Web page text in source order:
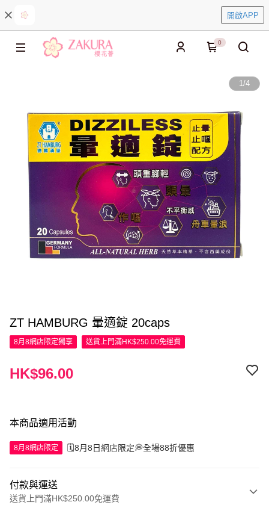
開啟APP
0
1/4
ZT HAMBURG 暈適錠 20caps
8月8網店限定獨享 送貨上門滿HK$250.00免運費
HK$96.00
本商品適用活動
8月8網店限定 🗓️8月8日網店限定💭全場88折優惠
付款與運送
送貨上門滿HK$250.00免運費